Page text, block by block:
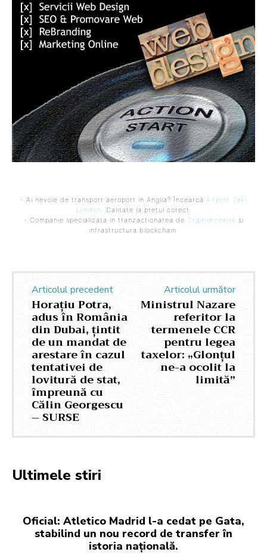
- Ai nevoie de transport aeroport in Anglia? Încearcă Airport Taxi
London. Calitate la prețul corect.
- Companie specializata in tranzactionarea de Criptomonede si
infrastructura blockchain.
Articolul precedent
Horațiu Potra,
adus în România
din Dubai, țintit
de un mandat de
arestare în cazul
tentativei de
lovitură de stat,
împreună cu
Călin Georgescu
– SURSE
Articolul următor
Ministrul Nazare
referitor la
termenele CCR
pentru legea
taxelor: „Glonțul
ne-a ocolit la
limită”
Ultimele stiri
Oficial: Atletico Madrid l-a cedat pe Gata,
stabilind un nou record de transfer în
istoria națională.